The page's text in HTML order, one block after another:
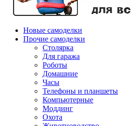
Новые самоделки
Прочие самоделки
Столярка
Для гаража
Роботы
Домашние
Часы
Телефоны и планшеты
Компьютерные
Моддинг
Охота